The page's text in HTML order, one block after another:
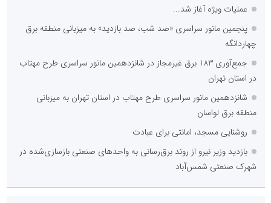
عملیات ویژه آغاز شد...
پنجمین مانور سراسری «صد شب، صد بازدید» به میزبانی منطقه برق
چهاردانگه
جمع‌آوری 183 برق غیرمجاز در شانزدهمین مانور سراسری طرح مهتاب
در استان تهران
شانزدهمین مانور سراسری طرح مهتاب در استان تهران به میزبانی
منطقه برق لواسان
روشنایی مسجد، امانتی برای عبادت
بازدید وزیر نیرو از روند برق‌رسانی به واحدهای صنعتی بازسازی‌شده در
شهرک صنعتی شمس‌آباد